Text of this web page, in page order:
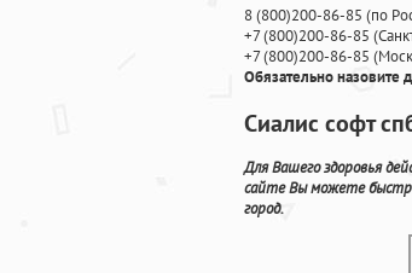
8(800)200-86-85 (по
+7(800)200-86-85 (
+7(800)200-86-85 (
Обязательно
Сиалис софт
Для Вашего здоровья
сайте Вы можете
город.